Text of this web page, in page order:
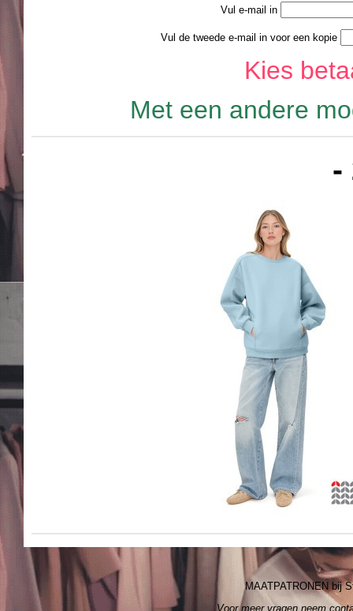
Vul e-mail in
Vul de tweede e-mail in voor een kopie
Kies
Met een andere
-
MAATPATRONEN bij
Voor meer vragen neem